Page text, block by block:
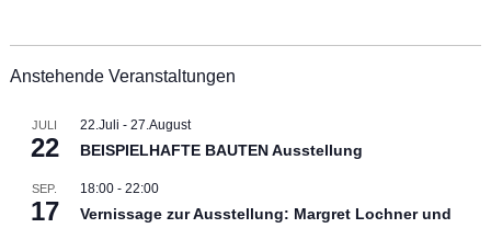
Anstehende Veranstaltungen
JULI
22
22.Juli - 27.August
BEISPIELHAFTE BAUTEN Ausstellung
SEP.
17
18:00- 22:00
Vernissage zur Ausstellung: Margret Lochner und